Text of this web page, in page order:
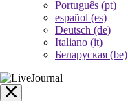
Português (pt)
español (es)
Deutsch (de)
Italiano (it)
Беларуская (be)